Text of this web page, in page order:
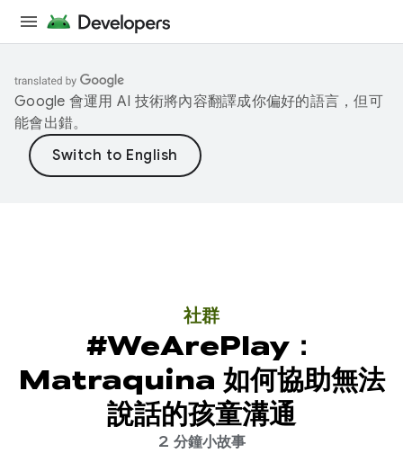
Google 會運用 AI 技術將內容翻譯成你偏好的語言，但可
能會出錯。
社群
#WeArePlay：
Matraquina 如何協助無法
說話的孩童溝通
2 分鐘小故事